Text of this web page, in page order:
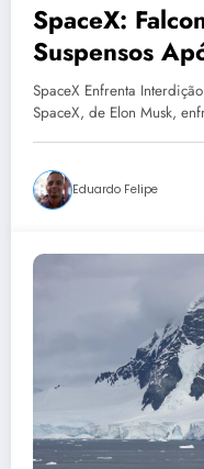
SpaceX:
Suspensos
SpaceX Enfrenta
SpaceX, de Elon Musk,
Eduardo Felipe